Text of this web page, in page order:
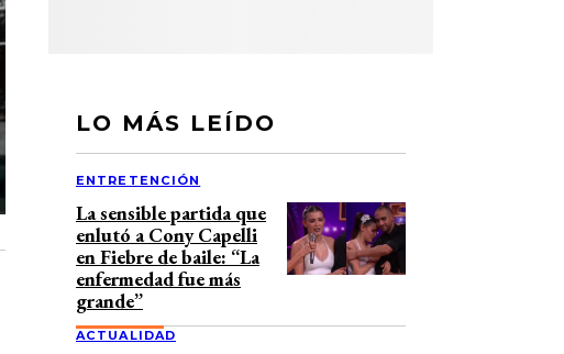
LO MÁS LEÍDO
ENTRETENCIÓN
La sensible partida que
enlutó a Cony Capelli
en Fiebre de baile: “La
enfermedad fue más
grande”
ACTUALIDAD